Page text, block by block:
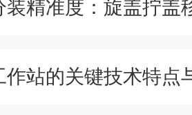
作站的关键技术特点